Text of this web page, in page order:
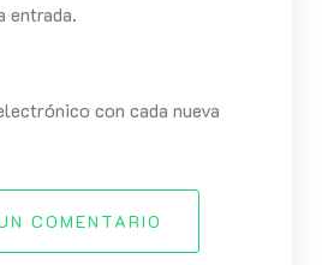
entrada.
con cada nueva
COMENTARIO